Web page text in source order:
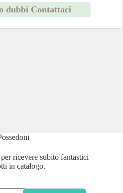
dubbi Contattaci
ricevere subito fantastici
in catalogo.